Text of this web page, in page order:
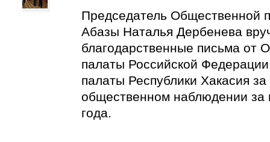
Председатель Общественной
Абазы Наталья Дербенева
благодарственные письма от
палаты Российской
палаты Республики Хакасия за
общественном наблюдении за
года.